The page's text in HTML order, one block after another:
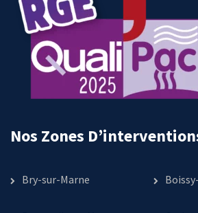
Nos Zones
Bry-sur-Marne